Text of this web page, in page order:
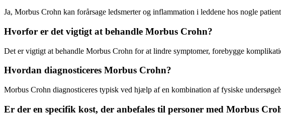
Ja, Morbus Crohn kan forårsage ledsmerter og inflammation i leddene hos nogle
Hvorfor er det vigtigt at behandle Morbus Crohn?
Det er vigtigt at behandle Morbus Crohn for at lindre symptomer, forebygge
Hvordan diagnosticeres Morbus Crohn?
Morbus Crohn diagnosticeres typisk ved hjælp af en kombination af fysiske
Er der en specifik kost, der anbefales til personer med Morbus